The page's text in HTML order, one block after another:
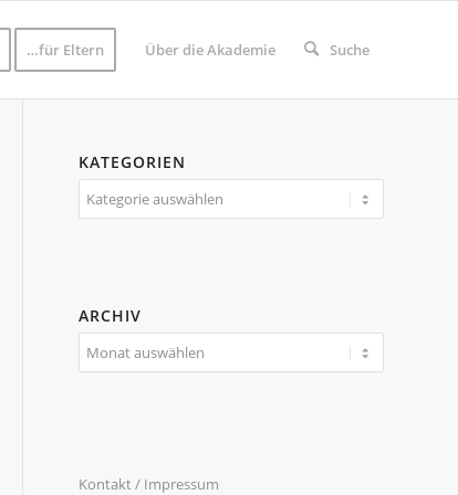
…für Eltern Über die Akademie Suche
KATEGORIEN
Kategorien
ARCHIV
Kontakt / Impressum